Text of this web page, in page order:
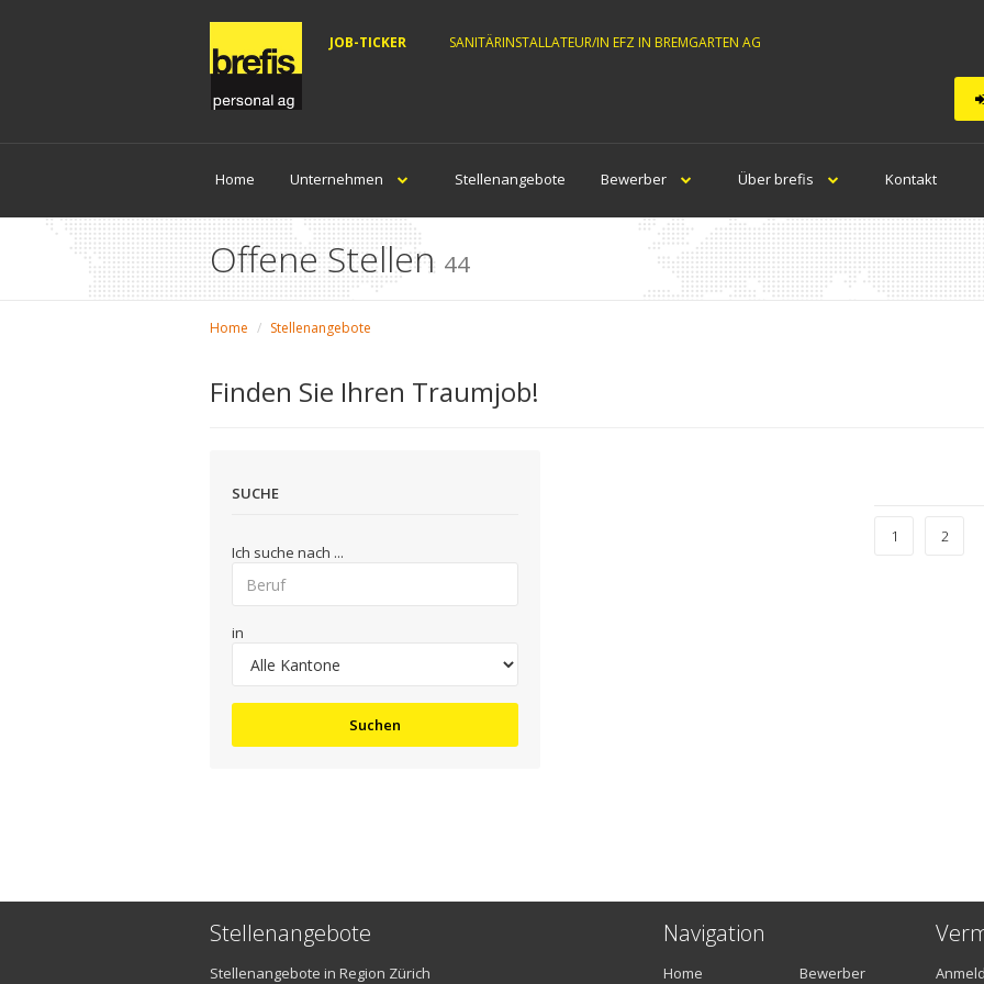
JOB-TICKER SANITÄRINSTALLATEUR/IN EFZ IN BREMGARTEN AG
Home Unternehmen Stellenangebote Bewerber Über brefis Kontakt
Offene Stellen 44
Home Stellenangebote
Finden Sie Ihren Traumjob!
SUCHE
Ich suche nach ...
in
Suchen
1 2
Stellenangebote
Stellenangebote in Region Zürich
Navigation
Home Bewerber